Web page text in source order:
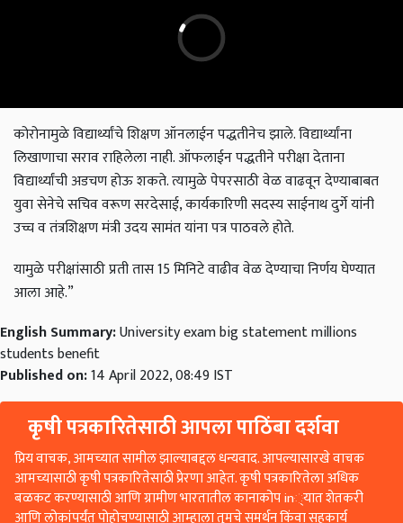
कोरोनामुळे विद्यार्थ्यांचे शिक्षण ऑनलाईन पद्धतीनेच झाले. विद्यार्थ्यांना
लिखाणाचा सराव राहिलेला नाही. ऑफलाईन पद्धतीने परीक्षा देताना
विद्यार्थ्यांची अडचण होऊ शकते. त्यामुळे पेपरसाठी वेळ वाढवून देण्याबाबत
युवा सेनेचे सचिव वरूण सरदेसाई, कार्यकारिणी सदस्य साईनाथ दुर्गे यांनी
उच्च व तंत्रशिक्षण मंत्री उदय सामंत यांना पत्र पाठवले होते.
यामुळे परीक्षांसाठी प्रती तास 15 मिनिटे वाढीव वेळ देण्याचा निर्णय घेण्यात
आला आहे.”
English Summary:University exam big statement millions
students benefit
Published on:14 April 2022, 08:49 IST
कृषी पत्रकारितेसाठी आपला पाठिंबा दर्शवा
प्रिय वाचक, आमच्यात सामील झाल्याबद्दल धन्यवाद. आपल्यासारखे वाचक
आमच्यासाठी कृषी पत्रकारितेसाठी प्रेरणा आहेत. कृषी पत्रकारितेला अधिक
बळकट करण्यासाठी आणि ग्रामीण भारतातील कानाकोप in्यात शेतकरी
आणि लोकांपर्यंत पोहोचण्यासाठी आम्हाला तुमचे समर्थन किंवा सहकार्य